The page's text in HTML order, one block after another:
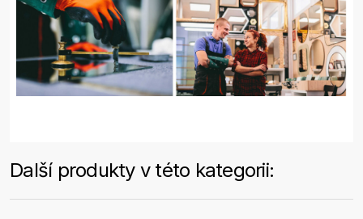
Další produkty v této kategorii: